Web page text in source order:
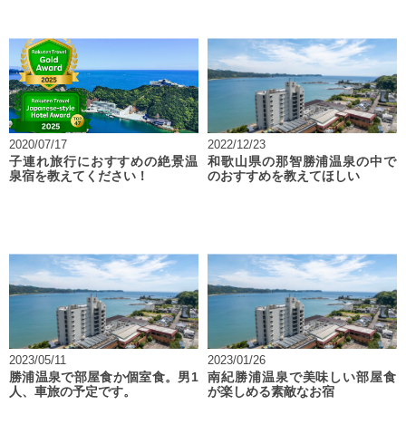
2020/07/17
子連れ旅行におすすめの絶景温
泉宿を教えてください！
2022/12/23
和歌山県の那智勝浦温泉の中で
のおすすめを教えてほしい
2023/05/11
勝浦温泉で部屋食か個室食。男1
人、車旅の予定です。
2023/01/26
南紀勝浦温泉で美味しい部屋食
が楽しめる素敵なお宿